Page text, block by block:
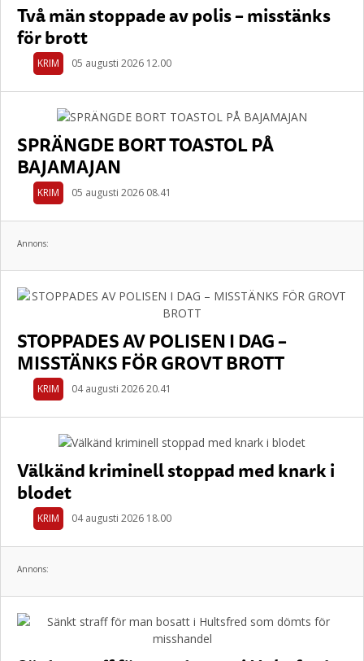
Två män stoppade av polis – misstänks
för brott
KRIM 05 augusti 2026 12.00
SPRÄNGDE BORT TOASTOL PÅ
BAJAMAJAN
KRIM 05 augusti 2026 08.41
Annons:
STOPPADES AV POLISEN I DAG –
MISSTÄNKS FÖR GROVT BROTT
KRIM 04 augusti 2026 20.41
Välkänd kriminell stoppad med knark i
blodet
KRIM 04 augusti 2026 18.00
Annons: